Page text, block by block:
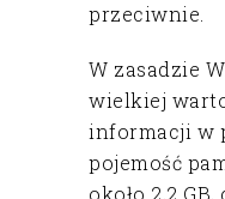
przeciwnie.
W zasadzie
wielkiej
informacji w
pojemość
około 2,2